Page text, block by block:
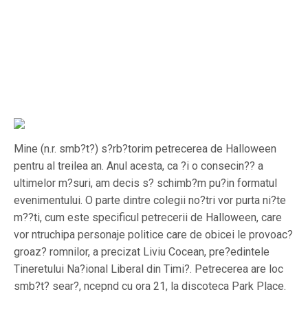
Mine (n.r. smb?t?) s?rb?torim petrecerea de Halloween
pentru al treilea an. Anul acesta, ca ?i o consecin?? a
ultimelor m?suri, am decis s? schimb?m pu?in formatul
evenimentului. O parte dintre colegii no?tri vor purta ni?te
m??ti, cum este specificul petrecerii de Halloween, care
vor ntruchipa personaje politice care de obicei le provoac?
groaz? romnilor, a precizat Liviu Cocean, pre?edintele
Tineretului Na?ional Liberal din Timi?. Petrecerea are loc
smb?t? sear?, ncepnd cu ora 21, la discoteca Park Place.